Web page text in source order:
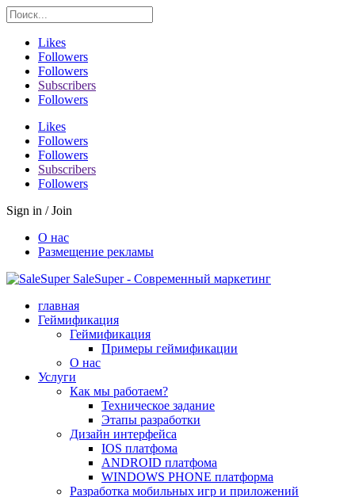
Likes
Followers
Followers
Subscribers
Followers
Likes
Followers
Followers
Subscribers
Followers
Sign in / Join
О нас
Размещение рекламы
SaleSuper - Современный маркетинг
главная
Геймификация
Геймификация
Примеры геймификации
О нас
Услуги
Как мы работаем?
Техническое задание
Этапы разработки
Дизайн интерфейса
IOS платфома
ANDROID платфома
WINDOWS PHONE платформа
Разработка мобильных игр и приложений